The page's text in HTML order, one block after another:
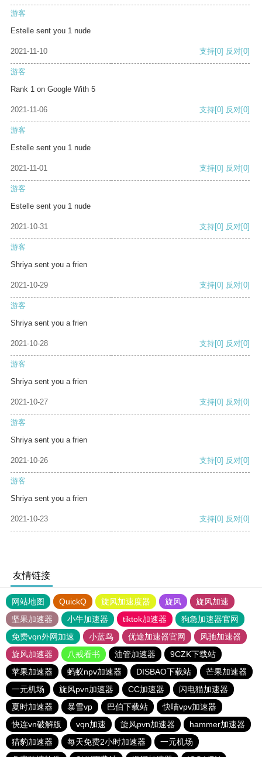
游客
Estelle sent you 1 nude
2021-11-10 支持[0] 反对[0]
游客
Rank 1 on Google With 5
2021-11-06 支持[0] 反对[0]
游客
Estelle sent you 1 nude
2021-11-01 支持[0] 反对[0]
游客
Estelle sent you 1 nude
2021-10-31 支持[0] 反对[0]
游客
Shriya sent you a frien
2021-10-29 支持[0] 反对[0]
游客
Shriya sent you a frien
2021-10-28 支持[0] 反对[0]
游客
Shriya sent you a frien
2021-10-27 支持[0] 反对[0]
游客
Shriya sent you a frien
2021-10-26 支持[0] 反对[0]
游客
Shriya sent you a frien
2021-10-23 支持[0] 反对[0]
友情链接
网站地图 QuickQ 旋风加速度器 旋风
旋风加速
坚果加速器
小牛加速器 tiktok加速器
狗急加速器官网
免费vqn外网加速
小蓝鸟 优途加速器官网
风驰加速器
旋风加速器
八戒看书 油管加速器
9CZK下载站
苹果加速器
蚂蚁npv加速器 DISBAO下载站
芒果加速器
一元机场
旋风pvn加速器 CC加速器
闪电猫加速器
夏时加速器
暴雪vp 巴伯下载站
快喵vpv加速器
快连vn破解版
vqn加速 旋风pvn加速器
hammer加速器
猎豹加速器
每天免费2小时加速器
一元机场